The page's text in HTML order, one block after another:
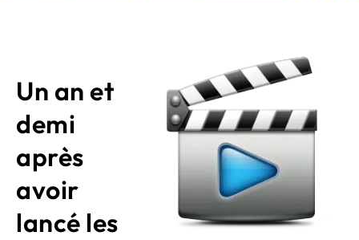
Un an et
demi
après
avoir
lancé les